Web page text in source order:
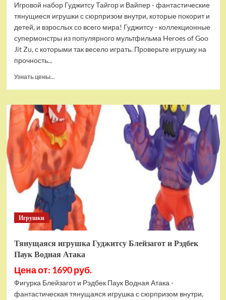
Игровой набор Гуджитсу Тайгор и Вайпер - фантастические
тянущиеся игрушки с сюрпризом внутри, которые покорит и
детей, и взрослых со всего мира! Гуджитсу - коллекционные
супермонстры из популярного мультфильма Heroes of Goo
Jit Zu, с которыми так весело играть. Проверьте игрушку на
прочность...
Узнать цены...
Набор
тянущихся
фигурок
Гуджитсу
Тайгор
и
Вайпер
Игрушки
Тянущаяся игрушка Гуджитсу Блейзагот и Рэдбек
Паук Водная Атака
Цена от: 1690 руб.
Фигурка Блейзагот и Рэдбек Паук Водная Атака -
фантастическая тянущаяся игрушка с сюрпризом внутри,